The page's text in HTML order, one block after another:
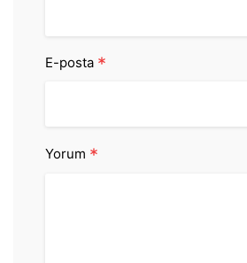
E-posta *
Yorum *